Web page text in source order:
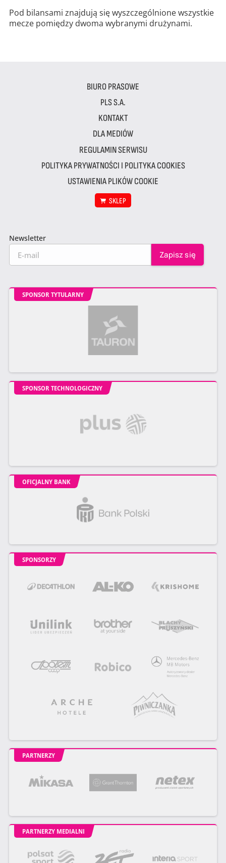
Pod bilansami znajdują się wyszczególnione wszystkie
mecze pomiędzy dwoma wybranymi drużynami.
BIURO PRASOWE
PLS S.A.
KONTAKT
DLA MEDIÓW
REGULAMIN SERWISU
POLITYKA PRYWATNOŚCI I POLITYKA COOKIES
USTAWIENIA PLIKÓW COOKIE
SKLEP
Newsletter
SPONSOR TYTULARNY
SPONSOR TECHNOLOGICZNY
OFICJALNY BANK
SPONSORZY
PARTNERZY
PARTNERZY MEDIALNI